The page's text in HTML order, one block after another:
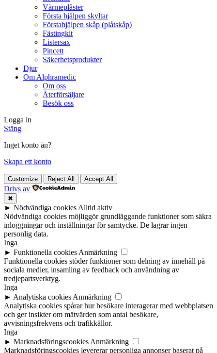
Värmeplåster
Första hjälpen skyltar
Förstahjälpen skåp (plåtskåp)
Fästingkit
Listersax
Pincett
Säkerhetsprodukter
Djur
Om Alphramedic
Om oss
Återförsäljare
Besök oss
Logga in
Stäng
Inget konto än?
Skapa ett konto
Customize Reject All Accept All
Drivs av
✖
► Nödvändiga cookiesAlltid aktiv
Nödvändiga cookies möjliggör grundläggande funktioner som säkra
inloggningar och inställningar för samtycke. De lagrar ingen
personlig data.
Inga
► Funktionella cookiesAnmärkning
Funktionella cookies stöder funktioner som delning av innehåll på
sociala medier, insamling av feedback och användning av
tredjepartsverktyg.
Inga
► Analytiska cookiesAnmärkning
Analytiska cookies spårar hur besökare interagerar med webbplatsen
och ger insikter om mätvärden som antal besökare,
avvisningsfrekvens och trafikkällor.
Inga
► MarknadsföringscookiesAnmärkning
Marknadsföringscookies levererar personliga annonser baserat på